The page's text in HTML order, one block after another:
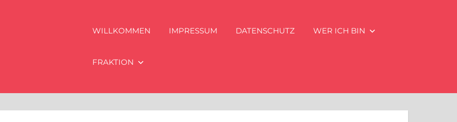
WILLKOMMEN IMPRESSUM DATENSCHUTZ WER ICH BIN
FRAKTION